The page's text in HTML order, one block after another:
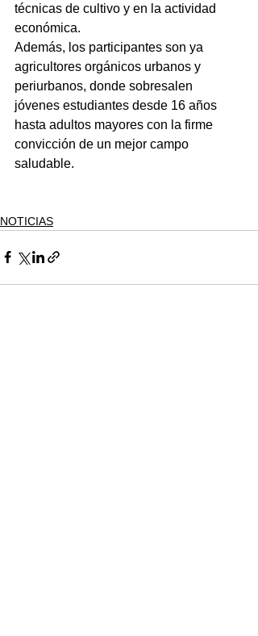
técnicas de cultivo y en la actividad
económica.
Además, los participantes son ya
agricultores orgánicos urbanos y
periurbanos, donde sobresalen
jóvenes estudiantes desde 16 años
hasta adultos mayores con la firme
convicción de un mejor campo
saludable.
NOTICIAS